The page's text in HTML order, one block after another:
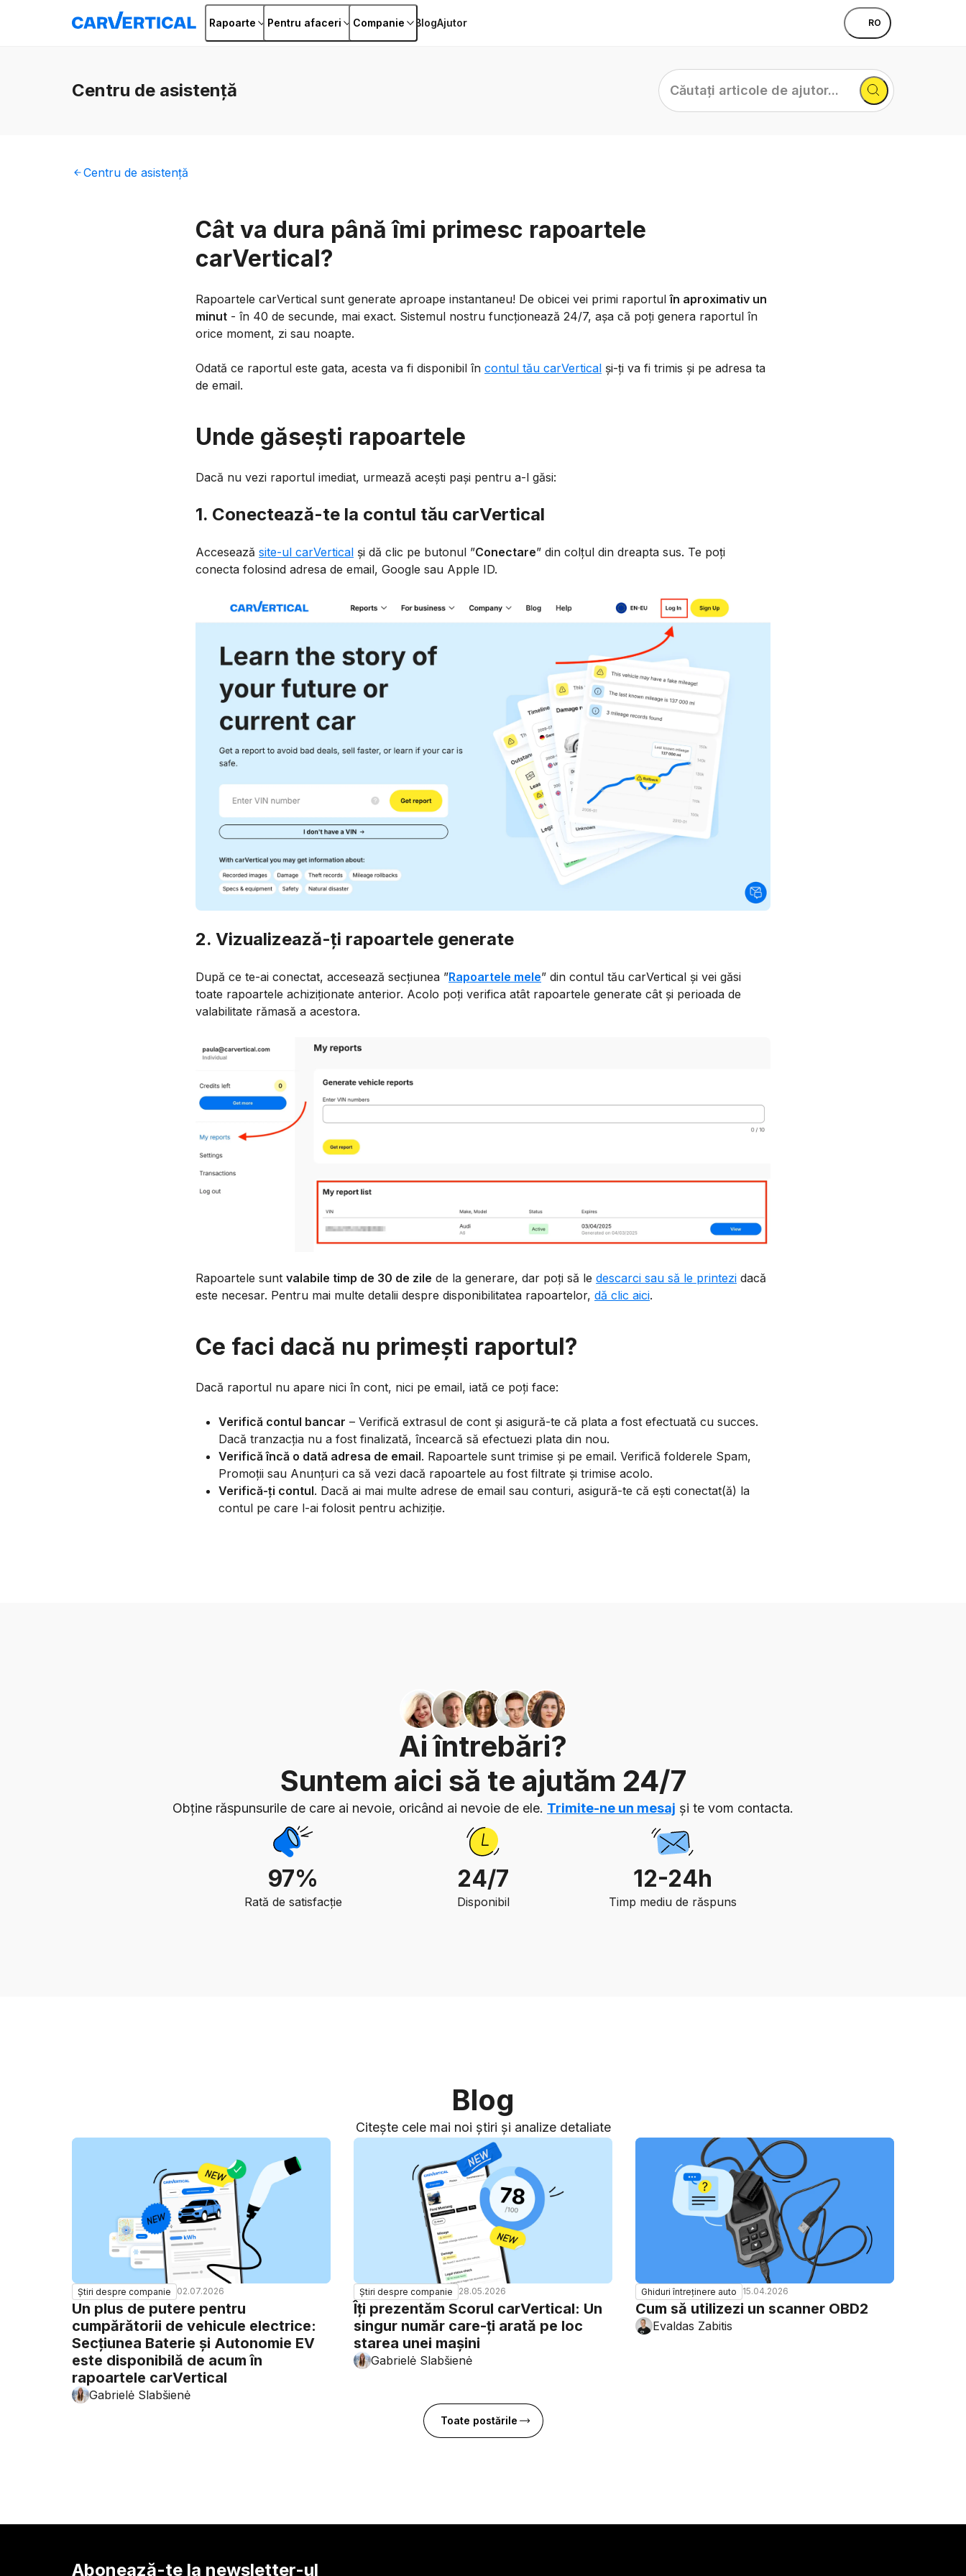
Rapoarte Pentru afaceri Companie BlogAjutor RO
Centru de asistență
Căutați
articole
de
Centru de asistență
Cât va dura până îmi primesc rapoartele
carVertical?
Rapoartele carVertical sunt generate aproape instantaneu! De obicei vei primi raportulîn aproximativ un
minut - în 40 de secunde, mai exact. Sistemul nostru funcționează 24/7, așa că poți genera raportul în
orice moment, zi sau noapte.
Odată ce raportul este gata, acesta va fi disponibil în contul tău carVertical și-ți va fi trimis și pe adresa ta
de email.
Unde găsești rapoartele
Dacă nu vezi raportul imediat, urmează acești pași pentru a-l găsi:
1. Conectează-te la contul tău carVertical
Accesează site-ul carVertical și dă clic pe butonul ”Conectare” din colțul din dreapta sus. Te poți
conecta folosind adresa de email, Google sau Apple ID.
2. Vizualizează-ți rapoartele generate
După ce te-ai conectat, accesează secțiunea ”Rapoartele mele” din contul tău carVertical și vei găsi
toate rapoartele achiziționate anterior. Acolo poți verifica atât rapoartele generate cât și perioada de
valabilitate rămasă a acestora.
Rapoartele sunt valabile timp de 30 de zile de la generare, dar poți să le descarci sau să le printezi dacă
este necesar. Pentru mai multe detalii despre disponibilitatea rapoartelor, dă clic aici.
Ce faci dacă nu primești raportul?
Dacă raportul nu apare nici în cont, nici pe email, iată ce poți face:
Verifică contul bancar – Verifică extrasul de cont și asigură-te că plata a fost efectuată cu succes.
Dacă tranzacția nu a fost finalizată, încearcă să efectuezi plata din nou.
Verifică încă o dată adresa de email. Rapoartele sunt trimise și pe email. Verifică folderele Spam,
Promoții sau Anunțuri ca să vezi dacă rapoartele au fost filtrate și trimise acolo.
Verifică-ți contul. Dacă ai mai multe adrese de email sau conturi, asigură-te că ești conectat(ă) la
contul pe care l-ai folosit pentru achiziție.
Ai întrebări?
Suntem aici să te ajutăm 24/7
Obține răspunsurile de care ai nevoie, oricând ai nevoie de ele. Trimite-ne un mesaj și te vom contacta.
97%
Rată de satisfacție
24/7
Disponibil
12-24h
Timp mediu de răspuns
Blog
Citește cele mai noi știri și analize detaliate
Știri despre companie 02.07.2026
Un plus de putere pentru
cumpărătorii de vehicule electrice:
Secțiunea Baterie și Autonomie EV
este disponibilă de acum în
rapoartele carVertical
Gabrielė Slabšienė
Știri despre companie 28.05.2026
Îți prezentăm Scorul carVertical: Un
singur număr care-ți arată pe loc
starea unei mașini
Gabrielė Slabšienė
Ghiduri întreținere auto 15.04.2026
Cum să utilizezi un scanner OBD2
Evaldas Zabitis
Toate postările
Abonează-te la newsletter-ul